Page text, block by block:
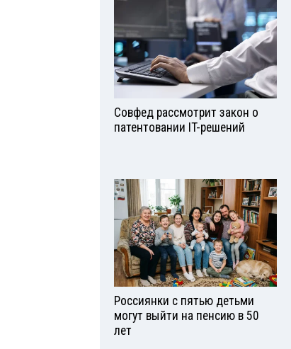
Совфед рассмотрит закон о
патентовании IT-решений
Россиянки с пятью детьми
могут выйти на пенсию в 50
лет